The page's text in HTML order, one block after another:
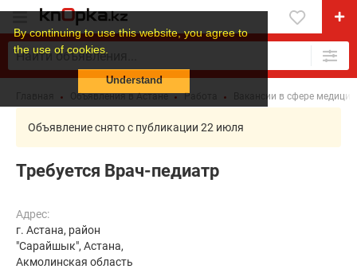
By continuing to use this website, you agree to
the use of cookies.
Understand
Объявления в Астане Работа Вакансии в сфере
Объявление снято с публикации 22 июля
Требуется Врач-педиатр
Адрес:
г. Астана, район
"Сарайшык", Астана,
Акмолинская область